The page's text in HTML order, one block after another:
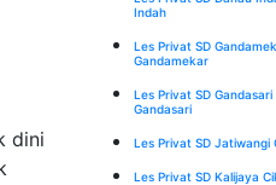
dini
Indah
Les Privat SD
Gandamekar
Les Privat SD
Gandasari
Les Privat SD Jatiwangi
Les Privat SD Kalijaya